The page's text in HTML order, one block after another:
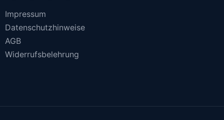
Impressum
Datenschutzhinweise
AGB
Widerrufsbelehrung